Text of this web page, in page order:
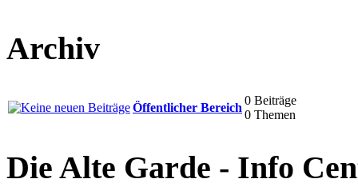
Archiv
Öffentlicher Bereich
0 Beiträge
0 Themen
Die Alte Garde - Info